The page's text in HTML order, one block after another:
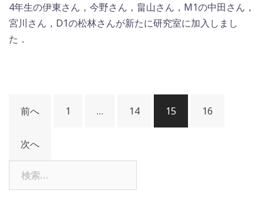
4年生の伊東さん，今野さん，畠山さん，M1の中田さん，
宮川さん，D1の松林さんが新たに研究室に加入しまし
た．
投
稿
ナ
ビ
ゲ
ー
前へ 1 … 14 15 16
次へ